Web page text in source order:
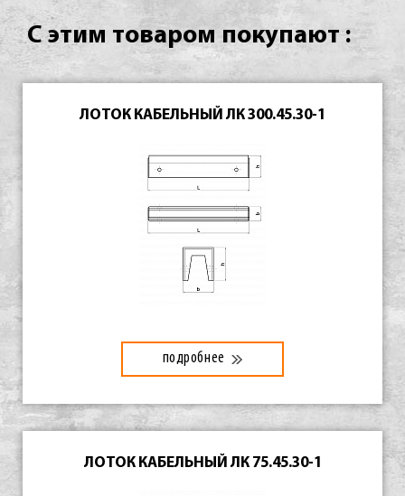
С этим товаром покупают :
ЛОТОК КАБЕЛЬНЫЙ ЛК 300.45.30-1
подробнее
ЛОТОК КАБЕЛЬНЫЙ ЛК 75.45.30-1